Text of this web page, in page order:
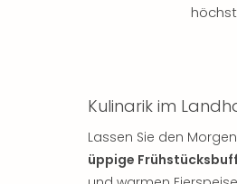
Kulinarik im
Lassen Sie den
üppige